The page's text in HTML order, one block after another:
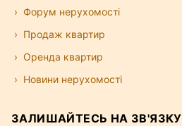
Форум нерухомості
Продаж квартир
Оренда квартир
Новини нерухомості
ЗАЛИШАЙТЕСЬ НА ЗВ'ЯЗКУ